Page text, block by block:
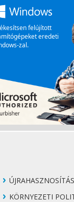
ÚJRAHASZNOSÍTÁS
KÖRNYEZETI